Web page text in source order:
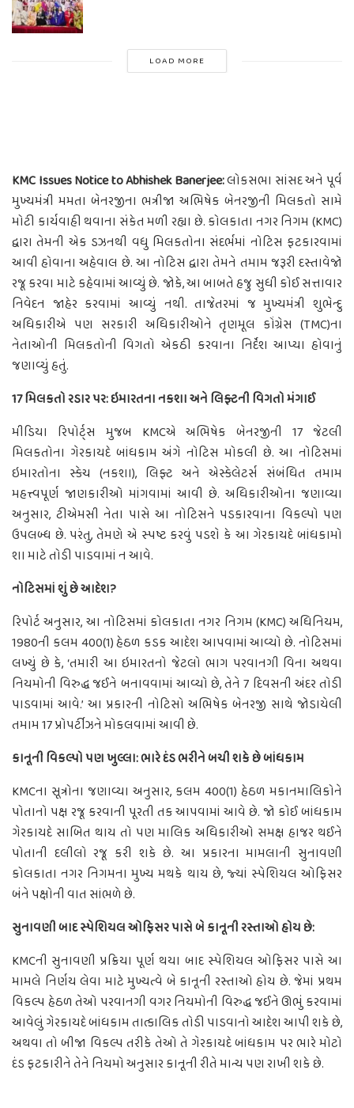
LOAD MORE
KMC Issues Notice to Abhishek Banerjee:લોકસભા સાંસદ અને પૂર્વ
મુખ્યમંત્રી મમતા બેનરજીના ભત્રીજા અભિષેક બેનરજીની મિલકતો સામે
મોટી કાર્યવાહી થવાના સંકેત મળી રહ્યા છે. કોલકાતા નગર નિગમ (KMC)
દ્વારા તેમની એક ડઝનથી વધુ મિલકતોના સંદર્ભમાં નોટિસ ફટકારવામાં
આવી હોવાના અહેવાલ છે. આ નોટિસ દ્વારા તેમને તમામ જરૂરી દસ્તાવેજો
રજૂ કરવા માટે કહેવામાં આવ્યું છે. જોકે, આ બાબતે હજુ સુધી કોઈ સત્તાવાર
નિવેદન જાહેર કરવામાં આવ્યું નથી. તાજેતરમાં જ મુખ્યમંત્રી શુભેન્દુ
અધિકારીએ પણ સરકારી અધિકારીઓને તૃણમૂલ કોંગ્રેસ (TMC)ના
નેતાઓની મિલકતોની વિગતો એકઠી કરવાના નિર્દેશ આપ્યા હોવાનું
જણાવ્યું હતું.
17 મિલકતો રડાર પર: ઇમારતના નકશા અને લિફ્ટની વિગતો મંગાઈ
મીડિયા રિપોર્ટ્સ મુજબ KMCએ અભિષેક બેનરજીની 17 જેટલી
મિલકતોના ગેરકાયદે બાંધકામ અંગે નોટિસ મોકલી છે. આ નોટિસમાં
ઇમારતોના સ્કેચ (નકશા), લિફ્ટ અને એસ્કેલેટર્સ સંબંધિત તમામ
મહત્ત્વપૂર્ણ જાણકારીઓ માંગવામાં આવી છે. અધિકારીઓના જણાવ્યા
અનુસાર, ટીએમસી નેતા પાસે આ નોટિસને પડકારવાના વિકલ્પો પણ
ઉપલબ્ધ છે. પરંતુ, તેમણે એ સ્પષ્ટ કરવું પડશે કે આ ગેરકાયદે બાંધકામો
શા માટે તોડી પાડવામાં ન આવે.
નોટિસમાં શું છે આદેશ?
રિપોર્ટ અનુસાર, આ નોટિસમાં કોલકાતા નગર નિગમ (KMC) અધિનિયમ,
1980ની કલમ 400(1) હેઠળ કડક આદેશ આપવામાં આવ્યો છે. નોટિસમાં
લખ્યું છે કે, ‘તમારી આ ઇમારતનો જેટલો ભાગ પરવાનગી વિના અથવા
નિયમોની વિરુદ્ધ જઈને બનાવવામાં આવ્યો છે, તેને 7 દિવસની અંદર તોડી
પાડવામાં આવે.’ આ પ્રકારની નોટિસો અભિષેક બેનરજી સાથે જોડાયેલી
તમામ 17 પ્રોપર્ટીઝને મોકલવામાં આવી છે.
કાનૂની વિકલ્પો પણ ખુલ્લા: ભારે દંડ ભરીને બચી શકે છે બાંધકામ
KMCના સૂત્રોના જણાવ્યા અનુસાર, કલમ 400(1) હેઠળ મકાનમાલિકોને
પોતાનો પક્ષ રજૂ કરવાની પૂરતી તક આપવામાં આવે છે. જો કોઈ બાંધકામ
ગેરકાયદે સાબિત થાય તો પણ માલિક અધિકારીઓ સમક્ષ હાજર થઈને
પોતાની દલીલો રજૂ કરી શકે છે. આ પ્રકારના મામલાની સુનાવણી
કોલકાતા નગર નિગમના મુખ્ય મથકે થાય છે, જ્યાં સ્પેશિયલ ઓફિસર
બંને પક્ષોની વાત સાંભળે છે.
સુનાવણી બાદ સ્પેશિયલ ઓફિસર પાસે બે કાનૂની રસ્તાઓ હોય છે:
KMCની સુનાવણી પ્રક્રિયા પૂર્ણ થયા બાદ સ્પેશિયલ ઓફિસર પાસે આ
મામલે નિર્ણય લેવા માટે મુખ્યત્વે બે કાનૂની રસ્તાઓ હોય છે. જેમાં પ્રથમ
વિકલ્પ હેઠળ તેઓ પરવાનગી વગર નિયમોની વિરુદ્ધ જઈને ઊભું કરવામાં
આવેલું ગેરકાયદે બાંધકામ તાત્કાલિક તોડી પાડવાનો આદેશ આપી શકે છે,
અથવા તો બીજા વિકલ્પ તરીકે તેઓ તે ગેરકાયદે બાંધકામ પર ભારે મોટો
દંડ ફટકારીને તેને નિયમો અનુસાર કાનૂની રીતે માન્ય પણ રાખી શકે છે.